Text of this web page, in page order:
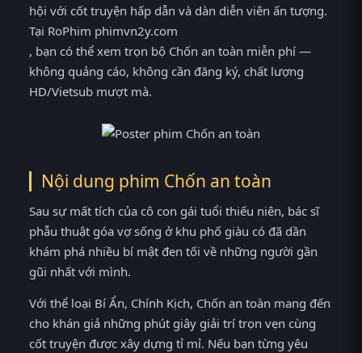
hội với cốt truyện hấp dẫn và dàn diễn viên ấn tượng.
Tại RoPhim phimvn2y.com
, bạn có thể xem trọn bộ Chốn an toàn miễn phí —
không quảng cáo, không cần đăng ký, chất lượng
HD/Vietsub mượt mà.
Nội dung phim Chốn an toàn
Sau sự mất tích của cô con gái tuổi thiếu niên, bác sĩ
phẫu thuật góa vợ sống ở khu phố giàu có đã dần
khám phá nhiều bí mật đen tối về những người gần
gũi nhất với mình.
Với thể loại Bí Ẩn, Chính Kịch, Chốn an toàn mang đến
cho khán giả những phút giây giải trí trọn vẹn cùng
cốt truyện được xây dựng tỉ mỉ. Nếu bạn từng yêu